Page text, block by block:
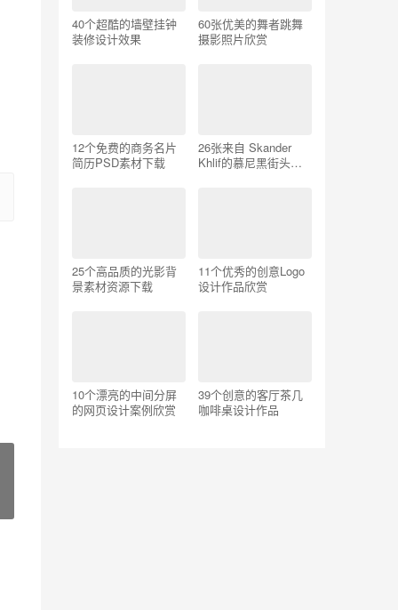
40个超酷的墙壁挂钟
装修设计效果
60张优美的舞者跳舞
摄影照片欣赏
12个免费的商务名片
简历PSD素材下载
26张来自 Skander
Khlif的慕尼黑街头摄
25个高品质的光影背
景素材资源下载
11个优秀的创意Logo
设计作品欣赏
10个漂亮的中间分屏
的网页设计案例欣赏
39个创意的客厅茶几
咖啡桌设计作品